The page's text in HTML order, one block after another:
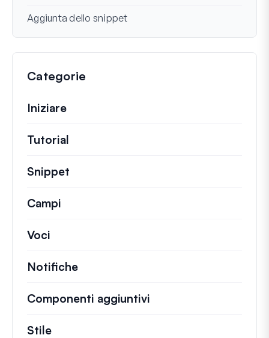
Aggiunta dello snippet
Categorie
Iniziare
Tutorial
Snippet
Campi
Voci
Notifiche
Componenti aggiuntivi
Stile